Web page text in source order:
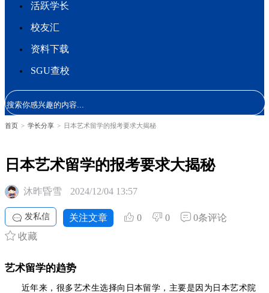
活跃学长
校友汇
资料下载
SGU查校
首页 > 学长分享 > 日本艺术留学的报考要求大揭秘
日本艺术留学的报考要求大揭秘
沐昨昏雪 2024/12/04 13:57
发私信 关注文章 0 0
0条评论
收藏
艺术留学的趋势
近年来，很多艺术生选择向日本留学，主要是因为日本艺术院